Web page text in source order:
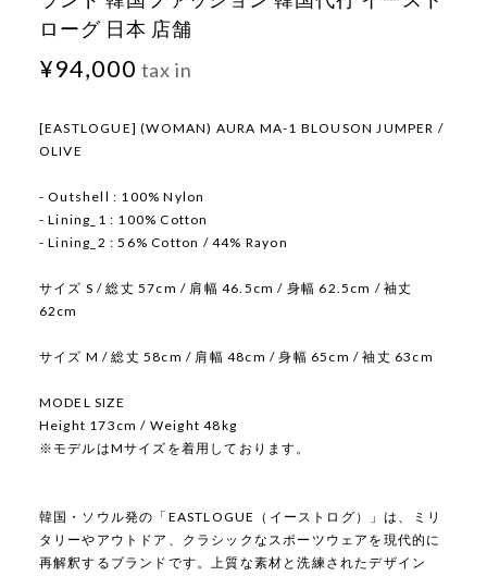
ローグ 日本 店舗
¥94,000 tax in
[EASTLOGUE] (WOMAN) AURA MA-1 BLOUSON JUMPER /
OLIVE
- Outshell : 100% Nylon
- Lining_1 : 100% Cotton
- Lining_2 : 56% Cotton / 44% Rayon
サイズ S / 総丈 57cm / 肩幅 46.5cm / 身幅 62.5cm / 袖丈
62cm
サイズ M / 総丈 58cm / 肩幅 48cm / 身幅 65cm / 袖丈 63cm
MODEL SIZE
Height 173cm / Weight 48kg
※モデルはMサイズを着用しております。
韓国・ソウル発の「EASTLOGUE（イーストログ）」は、ミリ
タリーやアウトドア、クラシックなスポーツウェアを現代的に
再解釈するブランドです。上質な素材と洗練されたデザイン